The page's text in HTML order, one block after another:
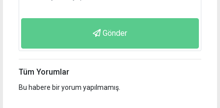
Gönder
Tüm Yorumlar
Bu habere bir yorum yapılmamış.